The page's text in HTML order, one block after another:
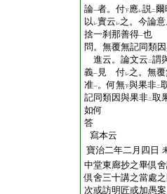
論一者。付下應レ説二爾
以 レ實云 レ之。今論
捨一刹那善得一也
問。無覆無記同類
進云。論文云 二謂
義一 見 付レ之。無
准一。何無下與果非二
記同類因與果非二取
如何
答
寫本云
寶治二年二月四日
中堂東廊抄之畢倶
倶舍三十講之當處
次或訪明匠或加愚